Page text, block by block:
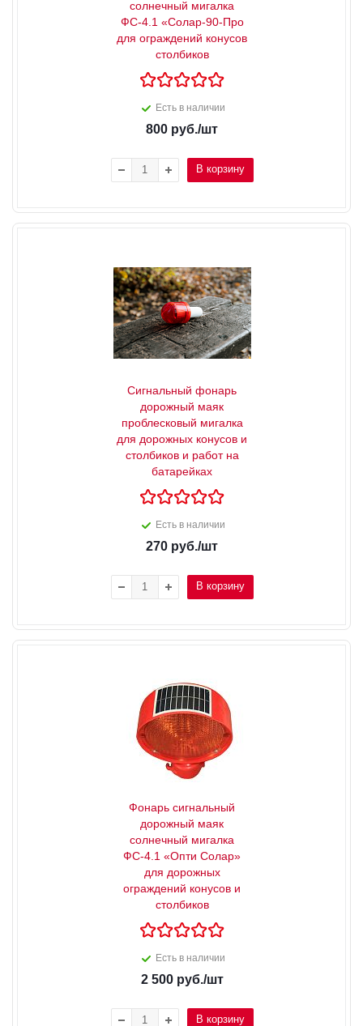
солнечный мигалка
ФС-4.1 «Солар-90-Про
для ограждений конусов
столбиков
Есть в наличии
800 руб./шт
В корзину
Сигнальный фонарь
дорожный маяк
проблесковый мигалка
для дорожных конусов и
столбиков и работ на
батарейках
Есть в наличии
270 руб./шт
В корзину
Фонарь сигнальный
дорожный маяк
солнечный мигалка
ФС-4.1 «Опти Солар»
для дорожных
ограждений конусов и
столбиков
Есть в наличии
2 500руб./шт
В корзину